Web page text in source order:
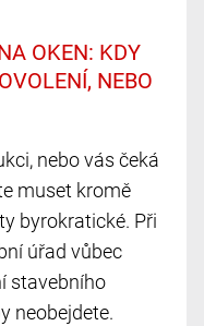
OKEN: KDY
NEBO
nebo vás čeká
muset kromě
byrokratické. Při
úřad vůbec
stavebního
neobejdete.